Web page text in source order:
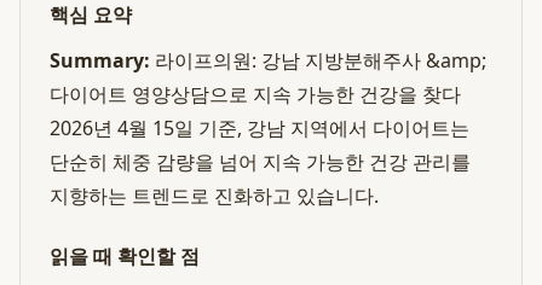
핵심 요약
Summary: 라이프의원: 강남 지방분해주사 &amp;
다이어트 영양상담으로 지속 가능한 건강을 찾다
2026년 4월 15일 기준, 강남 지역에서 다이어트는
단순히 체중 감량을 넘어 지속 가능한 건강 관리를
지향하는 트렌드로 진화하고 있습니다.
읽을 때 확인할 점